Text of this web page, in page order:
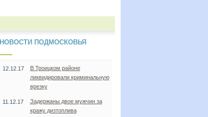
НОВОСТИ ПОДМОСКОВЬЯ
12.12.17
В Троицком районе
ликвидировали криминальную
врезку
11.12.17
Задержаны двое мужчин за
кражу дизтоплива